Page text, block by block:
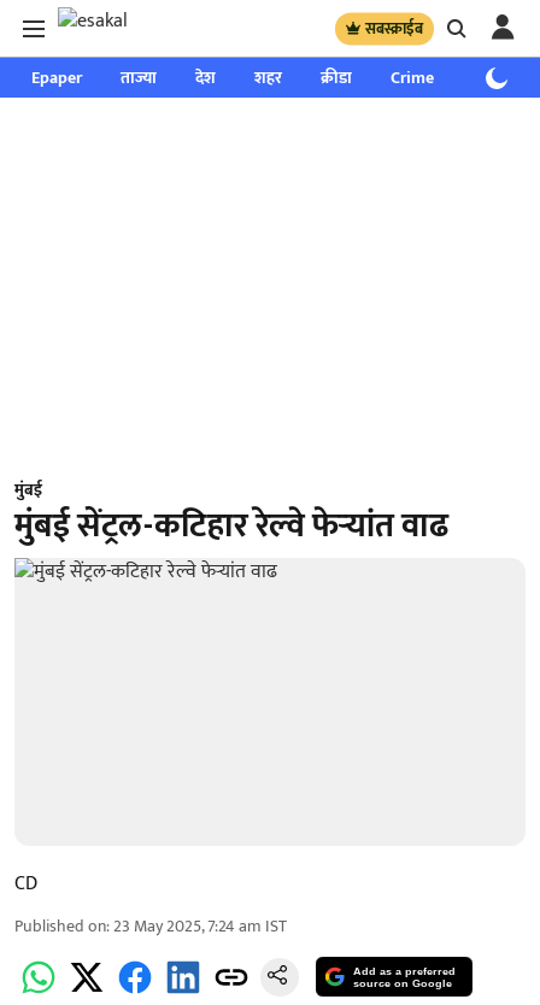
सबस्क्राईब
Epaper ताज्या देश शहर क्रीडा Crime साप्ताहिक
मुंबई
मुंबई सेंट्रल-कटिहार रेल्वे फेऱ्यांत वाढ
CD
Published on:23 May 2025, 7:24 am IST
Add as a preferred
source on Google